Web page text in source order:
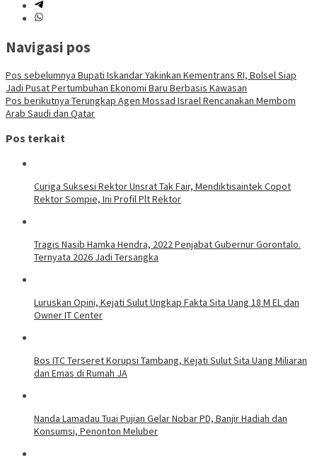
Navigasi pos
Pos sebelumnya Bupati Iskandar Yakinkan Kementrans RI, Bolsel Siap
Jadi Pusat Pertumbuhan Ekonomi Baru Berbasis Kawasan
Pos berikutnya Terungkap Agen Mossad Israel Rencanakan Membom
Arab Saudi dan Qatar
Pos terkait
Curiga Suksesi Rektor Unsrat Tak Fair, Mendiktisaintek Copot
Rektor Sompie, Ini Profil Plt Rektor
Tragis Nasib Hamka Hendra, 2022 Penjabat Gubernur Gorontalo.
Ternyata 2026 Jadi Tersangka
Luruskan Opini, Kejati Sulut Ungkap Fakta Sita Uang 18 M EL dan
Owner IT Center
Bos ITC Terseret Korupsi Tambang, Kejati Sulut Sita Uang Miliaran
dan Emas di Rumah JA
Nanda Lamadau Tuai Pujian Gelar Nobar PD, Banjir Hadiah dan
Konsumsi, Penonton Meluber